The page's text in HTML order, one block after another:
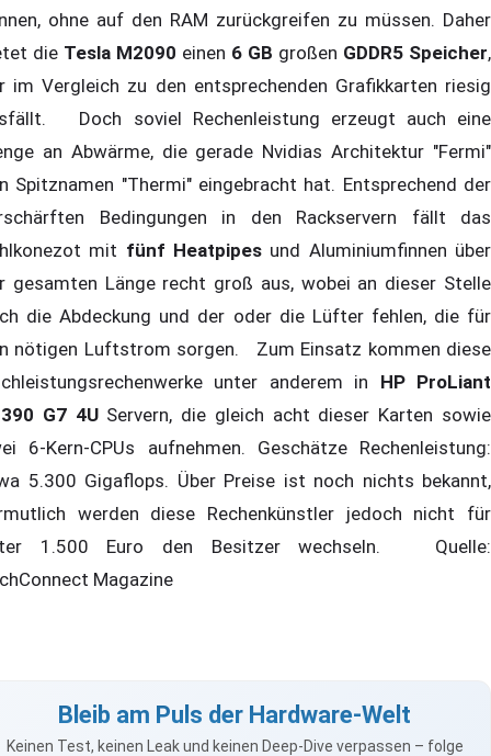
ohne auf den RAM zurückgreifen zu müssen. Daher
die Tesla M2090 einen 6 GB großen GDDR5 Speicher,
im Vergleich zu den entsprechenden Grafikkarten riesig
Doch soviel Rechenleistung erzeugt auch eine
an Abwärme, die gerade Nvidias Architektur "Fermi"
Spitznamen "Thermi" eingebracht hat. Entsprechend der
Bedingungen in den Rackservern fällt das
mit fünf Heatpipes und Aluminiumfinnen über
gesamten Länge recht groß aus, wobei an dieser Stelle
die Abdeckung und der oder die Lüfter fehlen, die für
nötigen Luftstrom sorgen. Zum Einsatz kommen diese
unter anderem in HP ProLiant
G7 4U Servern, die gleich acht dieser Karten sowie
6-Kern-CPUs aufnehmen. Geschätze Rechenleistung:
5.300 Gigaflops. Über Preise ist noch nichts bekannt,
werden diese Rechenkünstler jedoch nicht für
1.500 Euro den Besitzer wechseln. Quelle:
Magazine
Bleib am Puls der Hardware-Welt
Keinen Test, keinen Leak und keinen Deep-Dive verpassen – folge